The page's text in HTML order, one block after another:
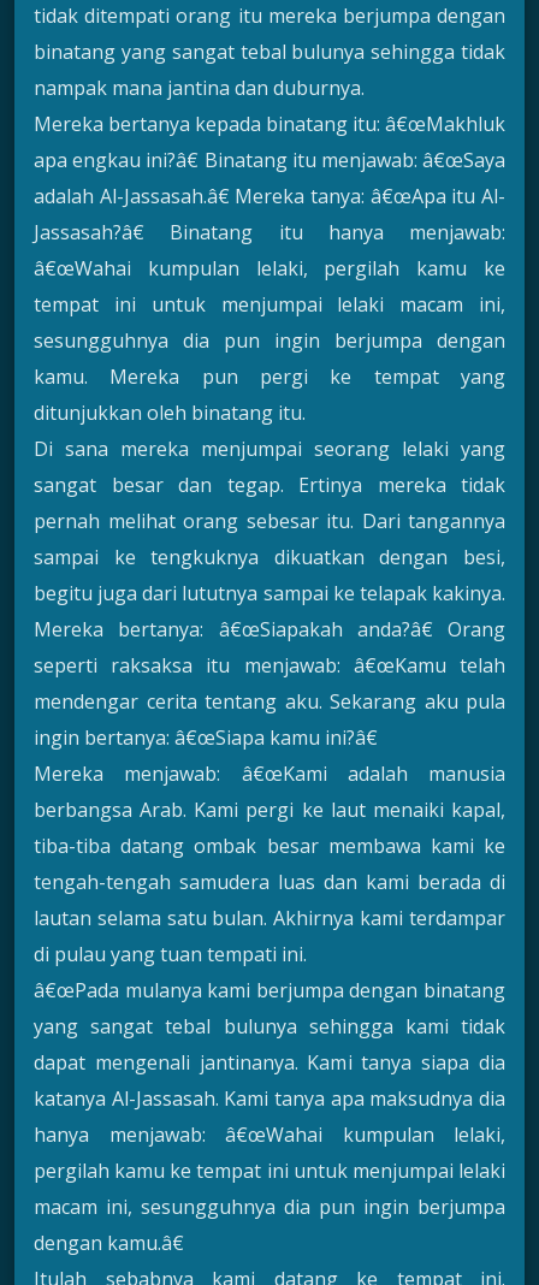
tidak ditempati orang itu mereka berjumpa dengan
binatang yang sangat tebal bulunya sehingga tidak
nampak mana jantina dan duburnya.
Mereka bertanya kepada binatang itu: â€œMakhluk
apa engkau ini?â€ Binatang itu menjawab: â€œSaya
adalah Al-Jassasah.â€ Mereka tanya: â€œApa itu Al-
Jassasah?â€ Binatang itu hanya menjawab:
â€œWahai kumpulan lelaki, pergilah kamu ke
tempat ini untuk menjumpai lelaki macam ini,
sesungguhnya dia pun ingin berjumpa dengan
kamu. Mereka pun pergi ke tempat yang
ditunjukkan oleh binatang itu.
Di sana mereka menjumpai seorang lelaki yang
sangat besar dan tegap. Ertinya mereka tidak
pernah melihat orang sebesar itu. Dari tangannya
sampai ke tengkuknya dikuatkan dengan besi,
begitu juga dari lututnya sampai ke telapak kakinya.
Mereka bertanya: â€œSiapakah anda?â€ Orang
seperti raksaksa itu menjawab: â€œKamu telah
mendengar cerita tentang aku. Sekarang aku pula
ingin bertanya: â€œSiapa kamu ini?â€
Mereka menjawab: â€œKami adalah manusia
berbangsa Arab. Kami pergi ke laut menaiki kapal,
tiba-tiba datang ombak besar membawa kami ke
tengah-tengah samudera luas dan kami berada di
lautan selama satu bulan. Akhirnya kami terdampar
di pulau yang tuan tempati ini.
â€œPada mulanya kami berjumpa dengan binatang
yang sangat tebal bulunya sehingga kami tidak
dapat mengenali jantinanya. Kami tanya siapa dia
katanya Al-Jassasah. Kami tanya apa maksudnya dia
hanya menjawab: â€œWahai kumpulan lelaki,
pergilah kamu ke tempat ini untuk menjumpai lelaki
macam ini, sesungguhnya dia pun ingin berjumpa
dengan kamu.â€
Itulah sebabnya kami datang ke tempat ini.